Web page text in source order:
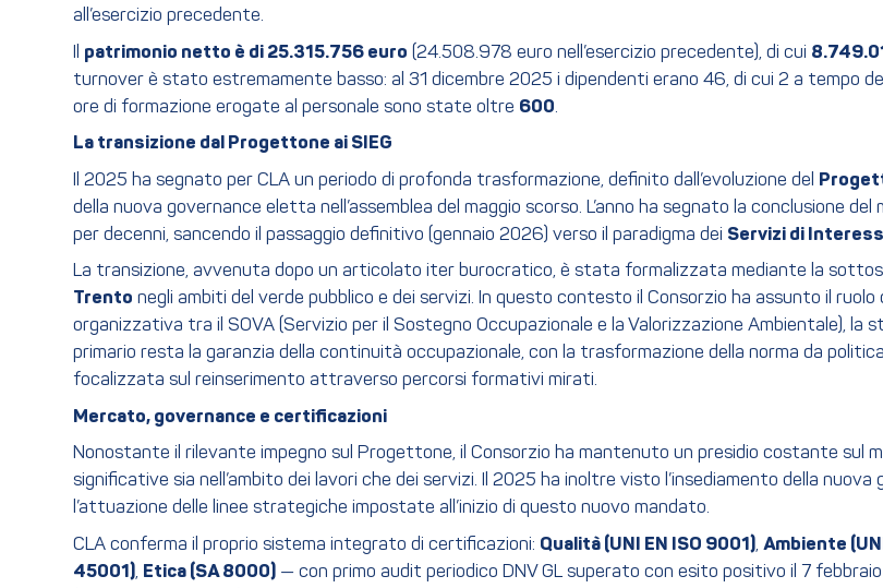
all’esercizio precedente.
patrimonio netto è di 25.315.756 euro (24.508.978 euro nell’esercizio precedente), di cui
turnover è stato estremamente basso: al 31 dicembre 2025 i dipendenti erano 46, di cui 2 a tempo
ore di formazione erogate al personale sono state oltre 600.
La transizione dal Progettone ai SIEG
Il 2025 ha segnato per CLA un periodo di profonda trasformazione, definito dall’evoluzione del
della nuova governance eletta nell’assemblea del maggio scorso. L’anno ha segnato la conclusione
per decenni, sancendo il passaggio definitivo (gennaio 2026) verso il paradigma dei Servizi di
La transizione, avvenuta dopo un articolato iter burocratico, è stata formalizzata mediante la
Trento negli ambiti del verde pubblico e dei servizi. In questo contesto il Consorzio ha assunto il
organizzativa tra il SOVA (Servizio per il Sostegno Occupazionale e la Valorizzazione Ambientale),
primario resta la garanzia della continuità occupazionale, con la trasformazione della norma da
focalizzata sul reinserimento attraverso percorsi formativi mirati.
Mercato, governance e certificazioni
Nonostante il rilevante impegno sul Progettone, il Consorzio ha mantenuto un presidio costante sul
significative sia nell’ambito dei lavori che dei servizi. Il 2025 ha inoltre visto l’insediamento della
l’attuazione delle linee strategiche impostate all’inizio di questo nuovo mandato.
CLA conferma il proprio sistema integrato di certificazioni: Qualità (UNI EN ISO 9001), Ambiente
45001), Etica (SA 8000) — con primo audit periodico DNV GL superato con esito positivo il 7